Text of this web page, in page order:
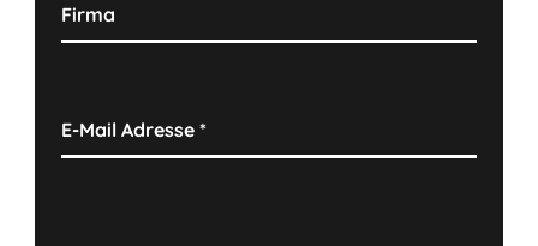
Firma
E-Mail Adresse*